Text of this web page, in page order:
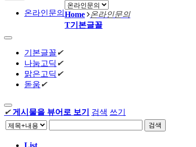
온라인문의 Home
온라인문의
T기본글꼴
기본글꼴 ✔
나눔고딕 ✔
맑은고딕 ✔
돋움 ✔
✔ 게시물을 뷰어로 보기 검색 쓰기
검색
List